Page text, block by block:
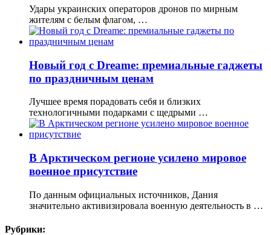
Удары украинских операторов дронов по мирным
жителям с белым флагом, …
Новый год с Dreame: премиальные гаджеты
по праздничным ценам
Лучшее время порадовать себя и близких
технологичными подарками с щедрыми …
В Арктическом регионе усилено мировое
военное присутствие
По данным официальных источников, Дания
значительно активизировала военную деятельность в …
Рубрики: